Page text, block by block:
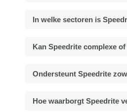
In welke sectoren is
Kan Speedrite complexe
Ondersteunt Speedrite
Hoe waarborgt Speedrite